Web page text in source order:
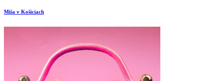
Miša v Košiciach